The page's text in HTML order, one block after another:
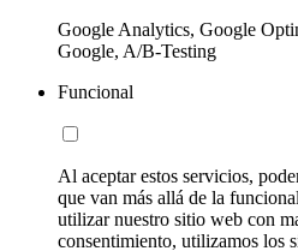
Google Analytics, Google
Google, A/B-Testing
Funcional
Al aceptar estos servicios,
que van más allá de la
utilizar nuestro sitio web con
consentimiento, utilizamos los